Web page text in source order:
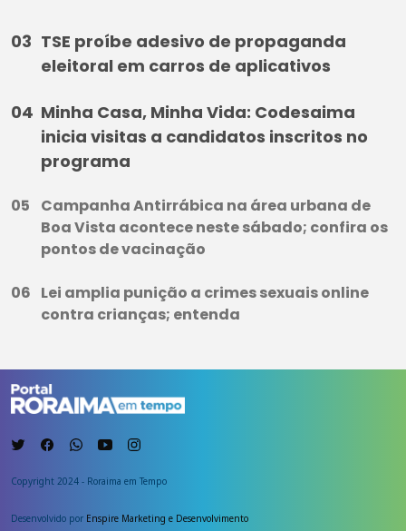
TSE proíbe adesivo de propaganda
eleitoral em carros de aplicativos
Minha Casa, Minha Vida: Codesaima
inicia visitas a candidatos inscritos no
programa
Campanha Antirrábica na área urbana de
Boa Vista acontece neste sábado; confira os
pontos de vacinação
Lei amplia punição a crimes sexuais online
contra crianças; entenda
Copyright 2024 - Roraima em Tempo
Desenvolvido por Enspire Marketing e Desenvolvimento